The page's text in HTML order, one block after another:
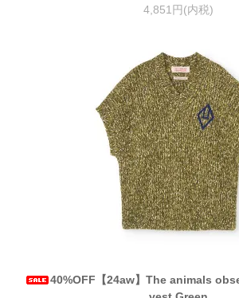
4,851円(内税)
40%OFF【24aw】The animals